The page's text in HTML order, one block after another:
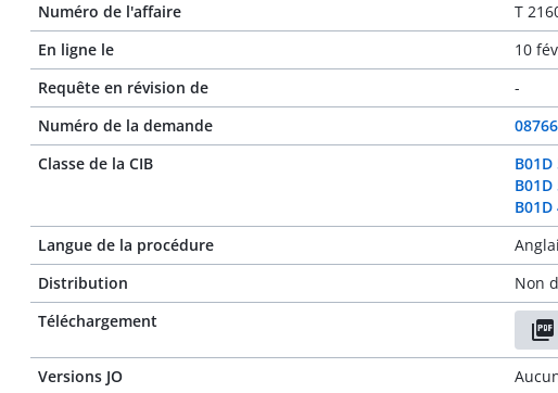
Numéro de l'affaire
T
En ligne le
10
Requête en révision de
-
Numéro de la demande
Classe de la CIB
Langue de la procédure
Distribution
Non
Téléchargement
Versions JO